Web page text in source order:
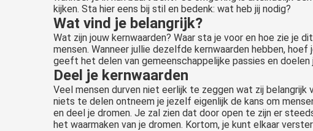
kijken. Sta hier eens bij stil en bedenk: wat heb jij nodig?
Wat vind je belangrijk?
Wat zijn jouw kernwaarden? Waar sta je voor en hoe zie je
mensen. Wanneer jullie dezelfde kernwaarden hebben,
geeft het delen van gemeenschappelijke passies en
Deel je kernwaarden
Veel mensen durven niet eerlijk te zeggen wat zij
niets te delen ontneem je jezelf eigenlijk de kans om
en deel je dromen. Je zal zien dat door open te zijn er
het waarmaken van je dromen. Kortom, je kunt elkaar